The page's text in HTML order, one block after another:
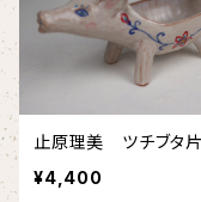
止原理美 ツチブタ
¥4,400